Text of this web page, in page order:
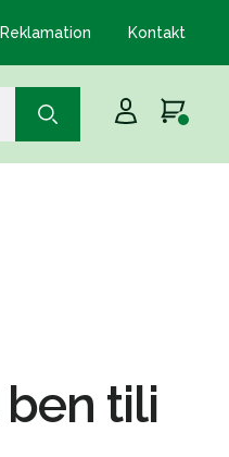
Reklamation Kontakt
tili